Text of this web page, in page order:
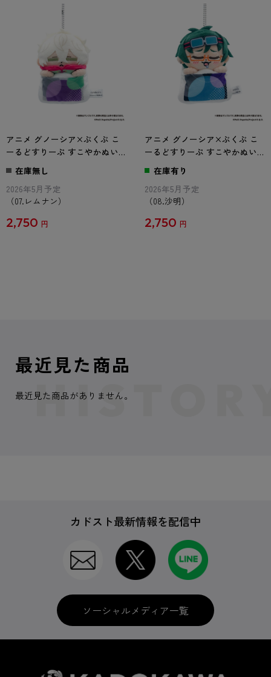
アニメ グノーシア×ぶくぶ こ
ーるどすりーぷ すこやかぬい
ぐるみ 07.レムナン
在庫無し
2026年5月予定
（07.レムナン）
2,750 円
アニメ グノーシア×ぶくぶ こ
ーるどすりーぷ すこやかぬい
ぐるみ 08.沙明
在庫有り
2026年5月予定
（08.沙明）
2,750 円
最近見た商品
最近見た商品がありません。
カドスト最新情報を配信中
ソーシャルメディア一覧